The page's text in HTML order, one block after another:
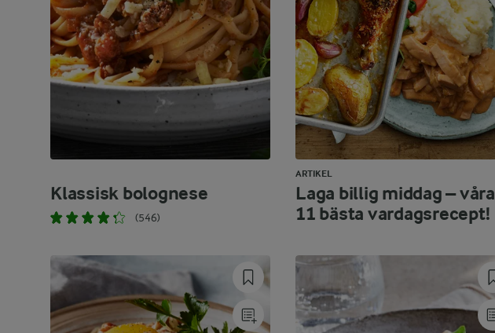
Klassisk bolognese
(546)
ARTIKEL
Laga billig middag – våra
11 bästa vardagsrecept!